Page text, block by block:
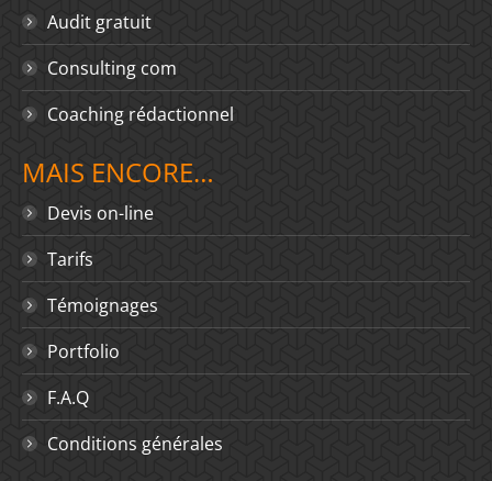
Audit gratuit
Consulting com
Coaching rédactionnel
MAIS ENCORE…
Devis on-line
Tarifs
Témoignages
Portfolio
F.A.Q
Conditions générales